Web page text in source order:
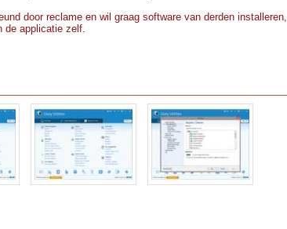
door reclame en wil graag software van derden installeren,
de applicatie zelf.